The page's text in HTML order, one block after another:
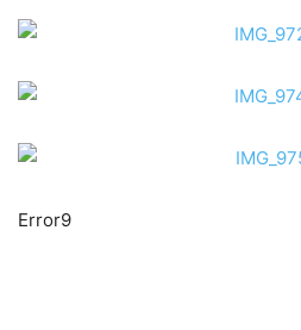
Error9